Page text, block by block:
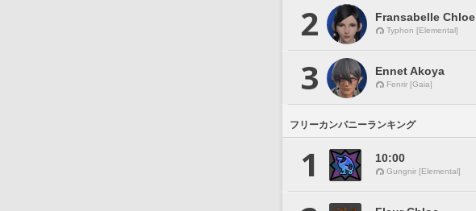
2 Fransabelle Chloe
Typhon [Elemental]
3 Ennet Akoya
Fenrir [Gaia]
フリーカンパニーランキング
1 10:00
Gungnir [Elemental]